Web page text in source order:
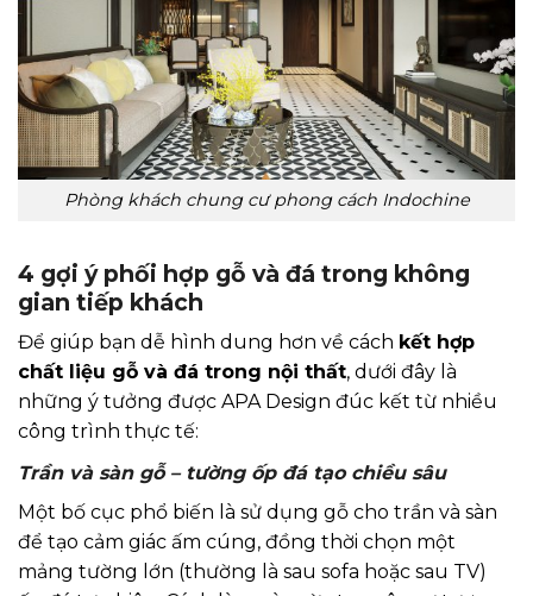
Phòng khách chung cư phong cách Indochine
4 gợi ý phối hợp gỗ và đá trong không
gian tiếp khách
Để giúp bạn dễ hình dung hơn về cách kết hợp
chất liệu gỗ và đá trong nội thất, dưới đây là
những ý tưởng được APA Design đúc kết từ nhiều
công trình thực tế:
Trần và sàn gỗ – tường ốp đá tạo chiều sâu
Một bố cục phổ biến là sử dụng gỗ cho trần và sàn
để tạo cảm giác ấm cúng, đồng thời chọn một
mảng tường lớn (thường là sau sofa hoặc sau TV)